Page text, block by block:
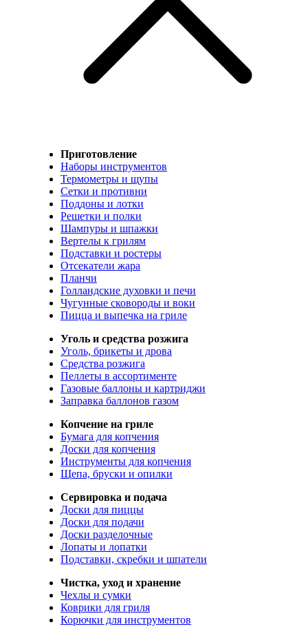
Приготовление
Наборы инструментов
Термометры и щупы
Сетки и противни
Поддоны и лотки
Решетки и полки
Шампуры и шпажки
Вертелы к грилям
Подставки и ростеры
Отсекатели жара
Планчи
Голландские духовки и печи
Чугунные сковороды и воки
Пицца и выпечка на гриле
Уголь и средства розжига
Уголь, брикеты и дрова
Средства розжига
Пеллеты в ассортименте
Газовые баллоны и картриджи
Заправка баллонов газом
Копчение на гриле
Бумага для копчения
Доски для копчения
Инструменты для копчения
Щепа, бруски и опилки
Сервировка и подача
Доски для пиццы
Доски для подачи
Доски разделочные
Лопаты и лопатки
Подставки, скребки и шпатели
Чистка, уход и хранение
Чехлы и сумки
Коврики для гриля
Корючки для инструментов